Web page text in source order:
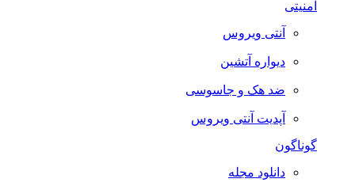
امنیتی
آنتی ویروس
دیواره آتشین
ضد هک و جاسوسی
آپدیت آنتی ویروس
گوناگون
دانلود مجله